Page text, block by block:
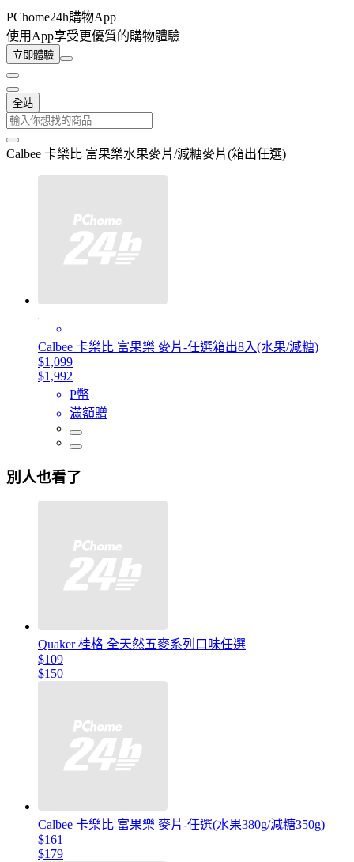
PChome24h購物App
使用App享受更優質的購物體驗
立即體驗
全站
Calbee 卡樂比 富果樂水果麥片/減糖麥片(箱出任選)
Calbee 卡樂比 富果樂 麥片-任選箱出8入(水果/減糖)
$1,099
$1,992
P幣
滿額贈
別人也看了
Quaker 桂格 全天然五麥系列口味任選
$109
$150
Calbee 卡樂比 富果樂 麥片-任選(水果380g/減糖350g)
$161
$179